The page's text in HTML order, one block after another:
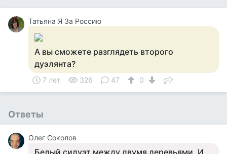
Татьяна Я За Россию
А вы сможете разглядеть второго
дуэлянта?
7 лет 326 47 0
Ответы
Олег Соколов
Белый силуэт между двумя деревьями. И